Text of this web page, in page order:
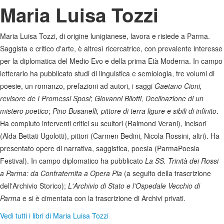
Maria Luisa Tozzi
Maria Luisa Tozzi, di origine lunigianese, lavora e risiede a Parma.
Saggista e critico d'arte, è altresì ricercatrice, con prevalente interesse
per la diplomatica del Medio Evo e della prima Età Moderna. In campo
letterario ha pubblicato studi di linguistica e semiologia, tre volumi di
poesie, un romanzo, prefazioni ad autori, i saggi Gaetano Cioni,
revisore de I Promessi Sposi; Giovanni Bilotti, Declinazione di un
mistero poetico; Pino Busanelli, pittore di terra ligure e sibili di infinito.
Ha compiuto interventi critici su scultori (Raimond Verani), incisori
(Alda Bettati Ugolotti), pittori (Carmen Bedini, Nicola Rossini, altri). Ha
presentato opere di narrativa, saggistica, poesia (ParmaPoesia
Festival). In campo diplomatico ha pubblicato La SS. Trinità dei Rossi
a Parma: da Confraternita a Opera Pia (a seguito della trascrizione
dell'Archivio Storico); L'Archivio di Stato e l'Ospedale Vecchio di
Parma e si è cimentata con la trascrizione di Archivi privati.
Vedi tutti i libri di Maria Luisa Tozzi